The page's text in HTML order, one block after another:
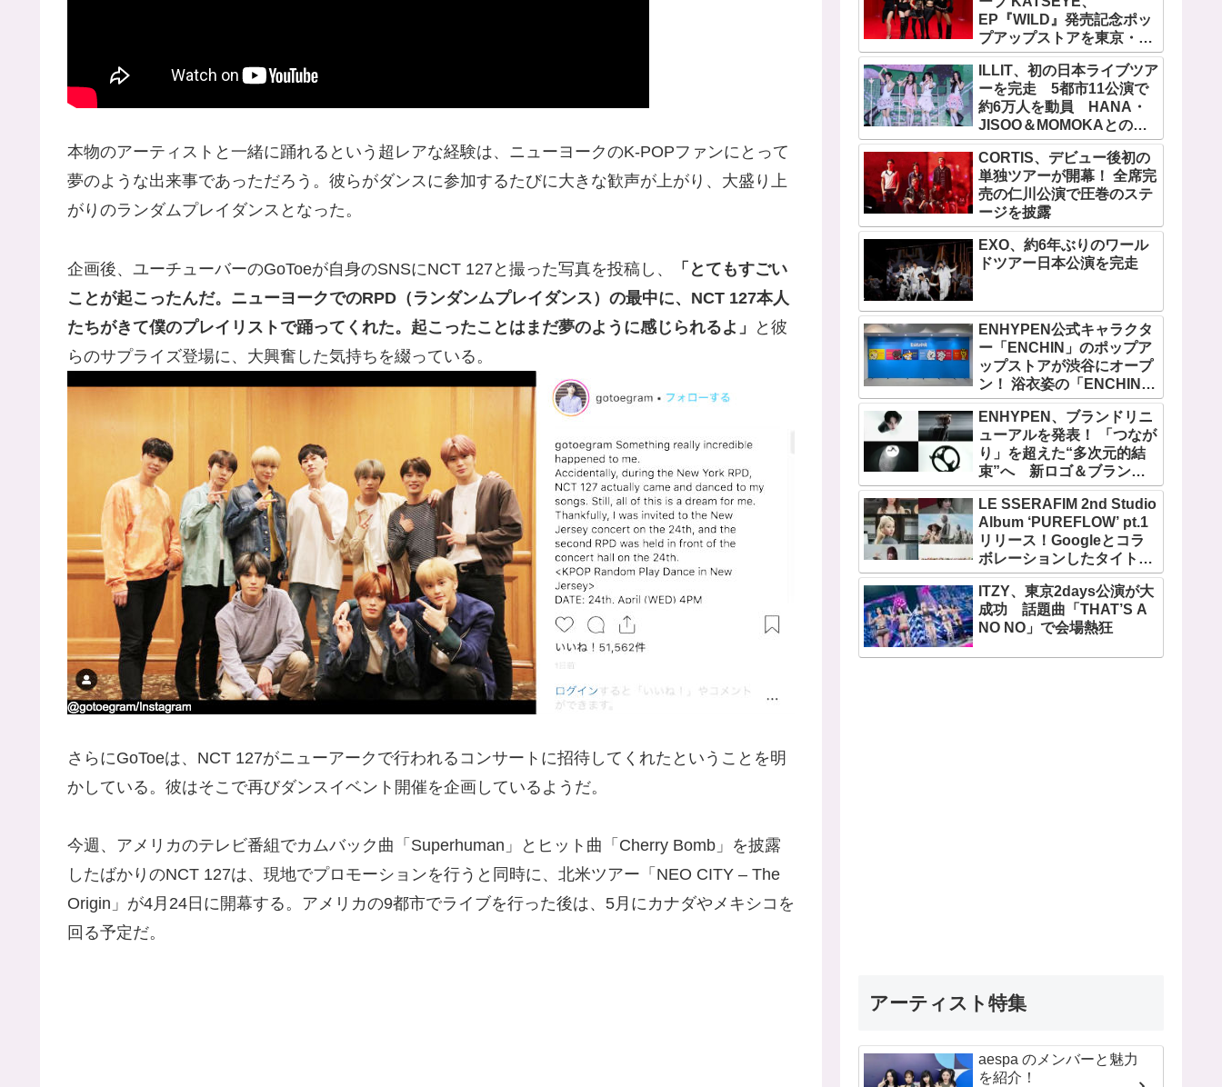
本物のアーティストと一緒に踊れるという超レアな経験は、ニューヨークのK-POPファンにとって
夢のような出来事であっただろう。彼らがダンスに参加するたびに大きな歓声が上がり、大盛り上
がりのランダムプレイダンスとなった。
企画後、ユーチューバーのGoToeが自身のSNSにNCT 127と撮った写真を投稿し、
「とてもすごい
ことが起こったんだ。ニューヨークでのRPD（ランダンムプレイダンス）の最中に、NCT 127本人
たちがきて僕のプレイリストで踊ってくれた。起こったことはまだ夢のように感じられるよ」
と彼
らのサプライズ登場に、大興奮した気持ちを綴っている。
さらにGoToeは、NCT 127がニューアークで行われるコンサートに招待してくれたということを明
かしている。彼はそこで再びダンスイベント開催を企画しているようだ。
今週、アメリカのテレビ番組でカムバック曲「Superhuman」とヒット曲「Cherry Bomb」を披露
したばかりのNCT 127は、現地でプロモーションを行うと同時に、北米ツアー「NEO CITY – The
Origin」が4月24日に開幕する。アメリカの9都市でライブを行った後は、5月にカナダやメキシコを
回る予定だ。
EP『WILD』発売記念ポッ
プアップストアを東京・原
宿で開催 限定グッズも登
場ILLIT、初の日本ライブツア
ーを完走 5都市11公演で
約6万人を動員 HANA・
JISOO＆MOMOKAとのス
ペシャルコラボも実現
CORTIS、デビュー後初の
単独ツアーが開幕！ 全席完
売の仁川公演で圧巻のステ
ージを披露
EXO、約6年ぶりのワール
ドツアー日本公演を完走
ENHYPEN公式キャラクタ
ー「ENCHIN」のポップア
ップストアが渋谷にオープ
ン！ 浴衣姿の「ENCHIN」
が登場
ENHYPEN、ブランドリニ
ューアルを発表！ 「つなが
り」を超えた“多次元的結
束”へ 新ロゴ＆ブランド
フィルム公開
LE SSERAFIM 2nd Studio
Album ‘PUREFLOW’ pt.1
リリース！Googleとコラ
ボレーションしたタイトル
曲「BOOMPALA」MVも公
開
ITZY、東京2days公演が大
成功 話題曲「THAT’S A
NO NO」で会場熱狂
アーティスト特集
aespa のメンバーと魅力
を紹介！